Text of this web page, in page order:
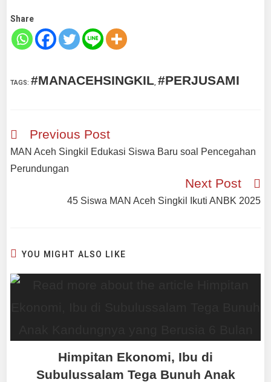
Share
TAGS:#MANACEHSINGKIL, #PERJUSAMI
Previous Post
MAN Aceh Singkil Edukasi Siswa Baru soal Pencegahan
Perundungan
Next Post
45 Siswa MAN Aceh Singkil Ikuti ANBK 2025
YOU MIGHT ALSO LIKE
Himpitan Ekonomi, Ibu di
Subulussalam Tega Bunuh Anak